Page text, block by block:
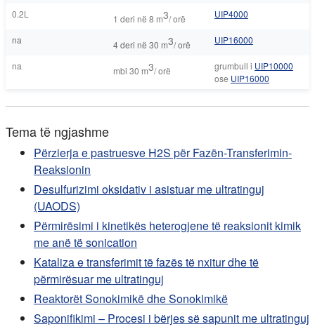
0.2L
1 deri në 8 m3/ orë UIP4000
na 4 deri në 30 m3/ orë UIP16000
na mbi 30 m3/ orë grumbull i UIP10000
ose UIP16000
Tema të ngjashme
Përzierja e pastruesve H2S për Fazën-Transferimin-
Reaksionin
Desulfurizimi oksidativ i asistuar me ultratinguj
(UAODS)
Përmirësimi i kinetikës heterogjene të reaksionit kimik
me anë të sonication
Kataliza e transferimit të fazës të nxitur dhe të
përmirësuar me ultratinguj
Reaktorët Sonokimikë dhe Sonokimikë
Saponifikimi – Procesi i bërjes së sapunit me ultratinguj